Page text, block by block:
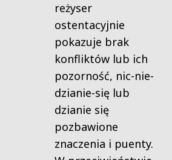
reżyser
ostentacyjnie
pokazuje brak
konfliktów lub ich
pozorność, nic-nie-
dzianie-się lub
dzianie się
pozbawione
znaczenia i puenty.